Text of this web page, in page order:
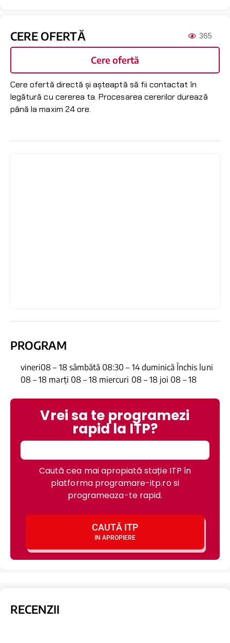
CERE OFERTĂ 365
Cere ofertă
Cere ofertă directă și așteaptă să fii contactat în
legătură cu cererea ta. Procesarea cererilor durează
până la maxim 24 ore.
PROGRAM
vineri08 – 18 sâmbătă 08:30 – 14 duminică Închis luni
08 – 18 marți 08 – 18 miercuri 08 – 18 joi 08 – 18
Vrei sa te programezi
rapid la ITP?
Caută cea mai apropiată stație ITP în
platforma programare-itp.ro si
programeaza-te rapid.
CAUTĂ ITP
IN APROPIERE
RECENZII